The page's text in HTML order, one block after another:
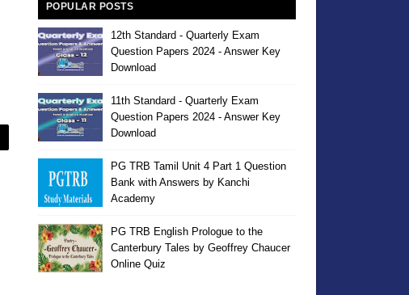
POPULAR POSTS
12th Standard - Quarterly Exam
Question Papers 2024 - Answer Key
Download
11th Standard - Quarterly Exam
Question Papers 2024 - Answer Key
Download
PG TRB Tamil Unit 4 Part 1 Question
Bank with Answers by Kanchi
Academy
PG TRB English Prologue to the
Canterbury Tales by Geoffrey Chaucer
Online Quiz